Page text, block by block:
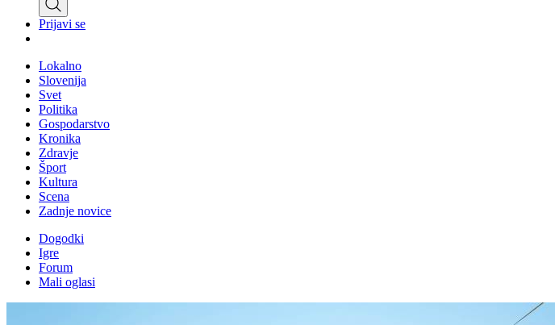
Prijavi se
Lokalno
Slovenija
Svet
Politika
Gospodarstvo
Kronika
Zdravje
Šport
Kultura
Scena
Zadnje novice
Dogodki
Igre
Forum
Mali oglasi